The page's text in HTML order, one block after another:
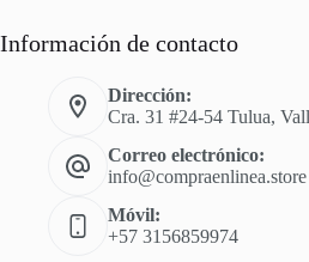
Información de contacto
Dirección:
Cra. 31 #24-54 Tulua,
Correo electrónico:
info@compraenlinea.store
Móvil:
+57 3156859974